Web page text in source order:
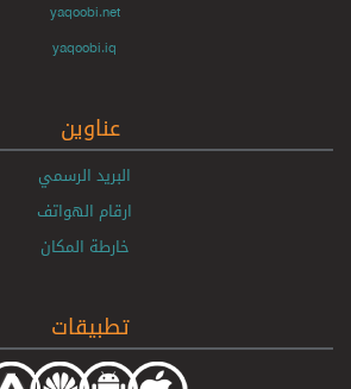
yaqoobi.net
yaqoobi.iq
عناوين
البريد الرسمي
ارقام الهواتف
خارطة المكان
تطبيقات